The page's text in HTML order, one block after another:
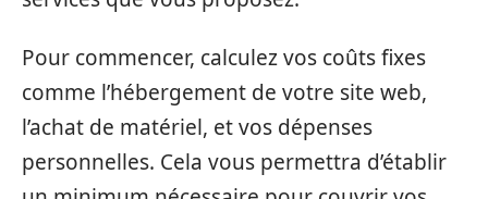
Pour commencer, calculez vos coûts fixes
comme l’hébergement de votre site web,
l’achat de matériel, et vos dépenses
personnelles. Cela vous permettra d’établir